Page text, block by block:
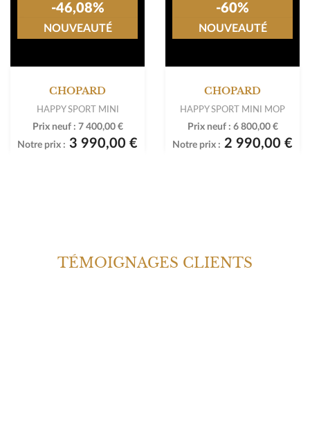
CHOPARD
HAPPY SPORT MINI
Prix neuf : 7 400,00 €
Notre prix : 3 990,00 €
-46,08%
NOUVEAUTÉ
CHOPARD
HAPPY SPORT MINI MOP
Prix neuf : 6 800,00 €
Notre prix : 2 990,00 €
-60%
NOUVEAUTÉ
TÉMOIGNAGES CLIENTS